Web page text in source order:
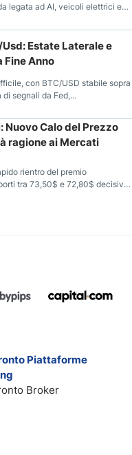
legata ad AI, veicoli elettrici e
dal 2028.
Estate Laterale e
Fine Anno
con BTC/USD stabile sopra
segnali da Fed,
Nuovo Calo del Prezzo
ragione ai Mercati
rientro del premio
tra 73,50$ e 72,80$ decisivi
70$.
Piattaforme
Broker